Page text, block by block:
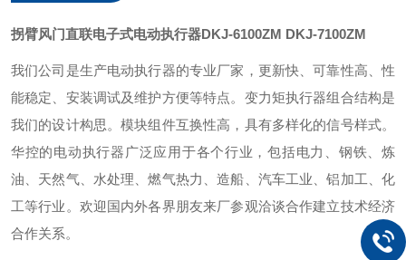
拐臂风门直联电子式电动执行器DKJ-6100ZM DKJ-7100ZM
我们公司是生产电动执行器的专业厂家，更新快、可靠性高、性
能稳定、安装调试及维护方便等特点。变力矩执行器组合结构是
我们的设计构思。模块组件互换性高，具有多样化的信号样式。
华控的电动执行器广泛应用于各个行业，包括电力、钢铁、炼
油、天然气、水处理、燃气热力、造船、汽车工业、铝加工、化
工等行业。欢迎国内外各界朋友来厂参观洽谈合作建立技术经济
合作关系。